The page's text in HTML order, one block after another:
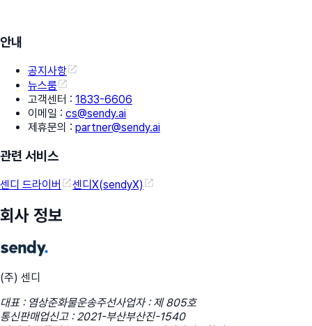
안내
공지사항
뉴스룸
고객센터 : 1833-6606
이메일 : cs@sendy.ai
제휴문의 : partner@sendy.ai
관련 서비스
센디 드라이버 센디X(sendyX)
회사 정보
(주) 센디
대표 : 염상준화물운송주선사업자 : 제 805호
통신판매업신고 : 2021-부산부산진-1540